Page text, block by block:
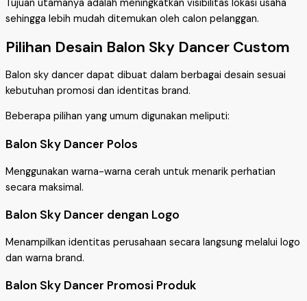
Tujuan utamanya adalah meningkatkan visibilitas lokasi usaha
sehingga lebih mudah ditemukan oleh calon pelanggan.
Pilihan Desain Balon Sky Dancer Custom
Balon sky dancer dapat dibuat dalam berbagai desain sesuai
kebutuhan promosi dan identitas brand.
Beberapa pilihan yang umum digunakan meliputi:
Balon Sky Dancer Polos
Menggunakan warna-warna cerah untuk menarik perhatian
secara maksimal.
Balon Sky Dancer dengan Logo
Menampilkan identitas perusahaan secara langsung melalui logo
dan warna brand.
Balon Sky Dancer Promosi Produk